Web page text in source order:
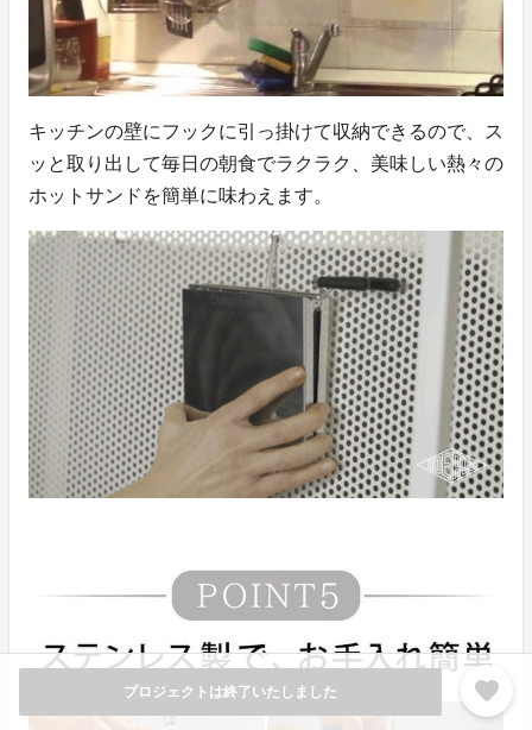
プロジェクトは終了いたしました favorite
キッチンの壁にフックに引っ掛けて収納できるので、ス
ッと取り出して毎日の朝食でラクラク、美味しい熱々の
ホットサンドを簡単に味わえます。